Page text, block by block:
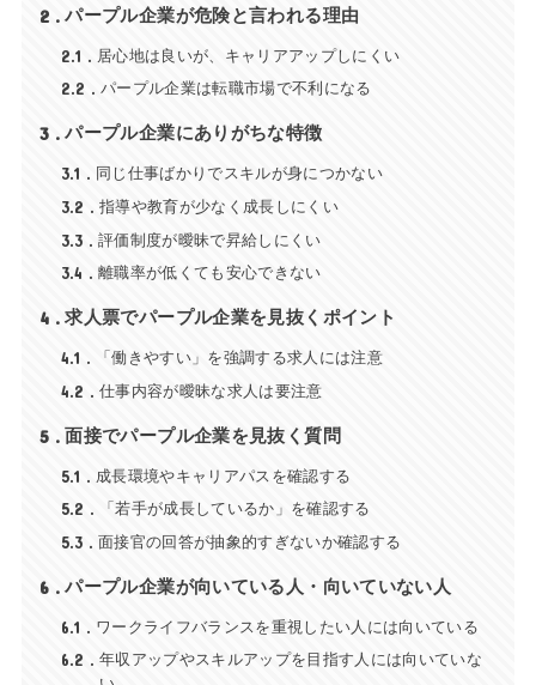
2 パープル企業が危険と言われる理由
2.1 居心地は良いが、キャリアアップしにくい
2.2 パープル企業は転職市場で不利になる
3 パープル企業にありがちな特徴
3.1 同じ仕事ばかりでスキルが身につかない
3.2 指導や教育が少なく成長しにくい
3.3 評価制度が曖昧で昇給しにくい
3.4 離職率が低くても安心できない
4 求人票でパープル企業を見抜くポイント
4.1 「働きやすい」を強調する求人には注意
4.2 仕事内容が曖昧な求人は要注意
5 面接でパープル企業を見抜く質問
5.1 成長環境やキャリアパスを確認する
5.2 「若手が成長しているか」を確認する
5.3 面接官の回答が抽象的すぎないか確認する
6 パープル企業が向いている人・向いていない人
6.1 ワークライフバランスを重視したい人には向いている
6.2
年収アップやスキルアップを目指す人には向いていな